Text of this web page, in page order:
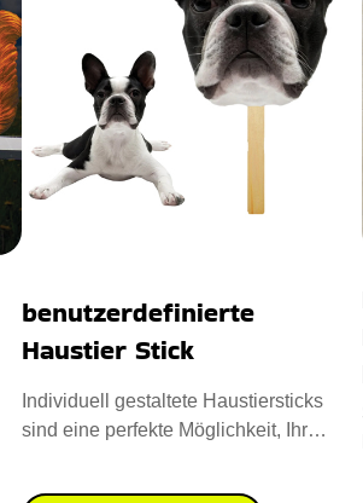
benutzerdefinierte
Haustier Stick
Individuell gestaltete Haustiersticks
sind eine perfekte Möglichkeit, Ihr